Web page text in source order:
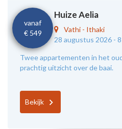
vanaf
€ 549
Huize Aelia
Vathi- Ithaki
28 augustus 2026 -
Twee appartementen in het
prachtig uitzicht over de baai.
Bekijk